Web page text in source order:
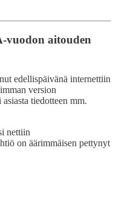
vuodon aitouden
edellispäivänä internettiin
version
tiedotteen mm.
nettiin
on äärimmäisen pettynyt